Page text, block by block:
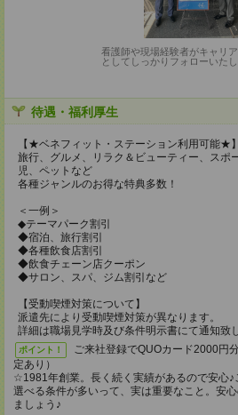
看護師や現場経験者がキャリ
としてしっかりフォローいた
待遇・福利厚生
【★ベネフィット・ステーション利用可能★】
旅行、グルメ、リラク＆ビューティー、スポ
児、ペットなど
各種ジャンルのお得な特典多数！
＜一例＞
◆テーマパーク割引
◆宿泊、旅行割引
◆各種飲食店割引
◆飲食チェーン店クーポン
◆サロン、スパ、ジム割引など
【受動喫煙対策について】
派遣先により受動喫煙対策が異なります。
詳細は職場見学時及び条件明示書にて通知致
ポイント！
ご来社登録でQUOカード2000円
定あり）
☆1981年創業。長く続く実績があるので安心♪
選べる条件が多いって、実は重要なこと。安
ましょう♪